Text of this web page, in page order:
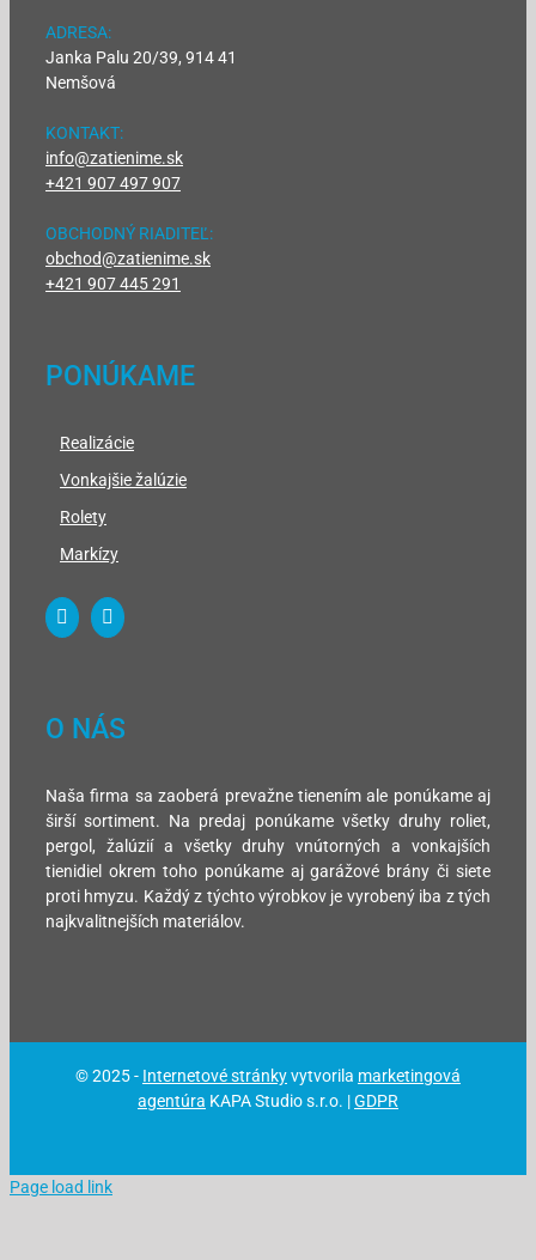
ADRESA:
Janka Palu 20/39, 914 41
Nemšová
KONTAKT:
info@zatienime.sk
+421 907 497 907
OBCHODNÝ RIADITEĽ:
obchod@zatienime.sk
+421 907 445 291
PONÚKAME
Realizácie
Vonkajšie žalúzie
Rolety
Markízy
O NÁS
Naša firma sa zaoberá prevažne tienením ale ponúkame aj
širší sortiment. Na predaj ponúkame všetky druhy roliet,
pergol, žalúzií a všetky druhy vnútorných a vonkajších
tienidiel okrem toho ponúkame aj garážové brány či siete
proti hmyzu. Každý z týchto výrobkov je vyrobený iba z tých
najkvalitnejších materiálov.
© 2025 - Internetové stránkyvytvorila marketingová
agentúra KAPA Studio s.r.o. |GDPR
Page load link